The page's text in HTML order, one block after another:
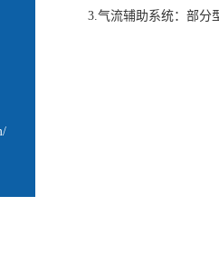
3.气流辅助系统： 部分